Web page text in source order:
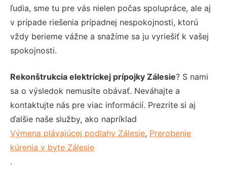
ľudia, sme tu pre vás nielen počas spolupráce, ale aj
v prípade riešenia prípadnej nespokojnosti, ktorú
vždy berieme vážne a snažíme sa ju vyriešiť k vašej
spokojnosti.
Rekonštrukcia elektrickej prípojky Zálesie? S nami
sa o výsledok nemusíte obávať. Neváhajte a
kontaktujte nás pre viac informácií. Prezrite si aj
ďalšie naše služby, ako napríklad
Výmena plávajúcej podlahy Zálesie, Prerobenie
kúrenia v byte Zálesie
.